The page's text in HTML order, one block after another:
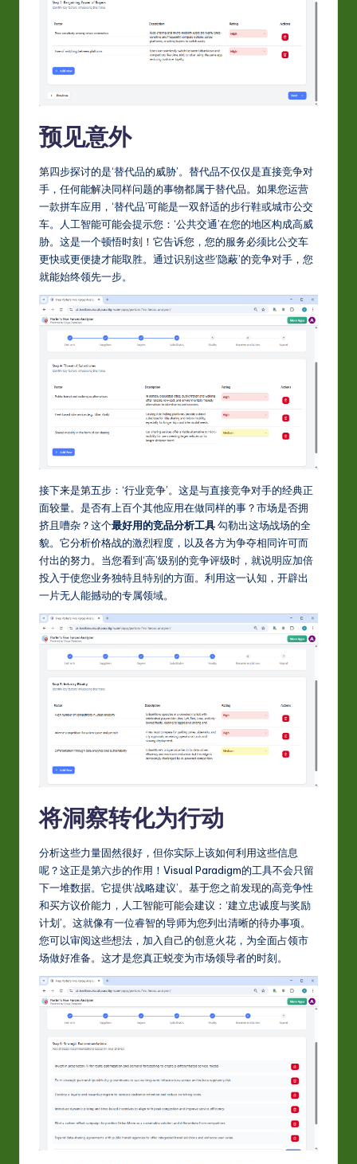
预见意外
第四步探讨的是‘替代品的威胁’。替代品不仅仅是直接竞争对
手，任何能解决同样问题的事物都属于替代品。如果您运营
一款拼车应用，‘替代品’可能是一双舒适的步行鞋或城市公交
车。人工智能可能会提示您：‘公共交通’在您的地区构成高威
胁。这是一个顿悟时刻！它告诉您，您的服务必须比公交车
更快或更便捷才能取胜。通过识别这些‘隐蔽’的竞争对手，您
就能始终领先一步。
接下来是第五步：‘行业竞争’。这是与直接竞争对手的经典正
面较量。是否有上百个其他应用在做同样的事？市场是否拥
挤且嘈杂？这个最好用的竞品分析工具勾勒出这场战场的全
貌。它分析价格战的激烈程度，以及各方为争夺相同许可而
付出的努力。当您看到‘高’级别的竞争评级时，就说明应加倍
投入于使您业务独特且特别的方面。利用这一认知，开辟出
一片无人能撼动的专属领域。
将洞察转化为行动
分析这些力量固然很好，但你实际上该如何利用这些信息
呢？这正是第六步的作用！Visual Paradigm的工具不会只留
下一堆数据。它提供‘战略建议’。基于您之前发现的高竞争性
和买方议价能力，人工智能可能会建议：‘建立忠诚度与奖励
计划’。这就像有一位睿智的导师为您列出清晰的待办事项。
您可以审阅这些想法，加入自己的创意火花，为全面占领市
场做好准备。这才是您真正蜕变为市场领导者的时刻。